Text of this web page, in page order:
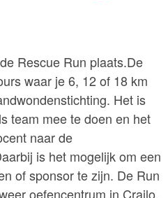
Rescue Run plaats.De
waar je 6, 12 of 18 km
Het is
team mee te doen en het
naar de
is het mogelijk om een
of sponsor te zijn. De Run
oefencentrum in Crailo.